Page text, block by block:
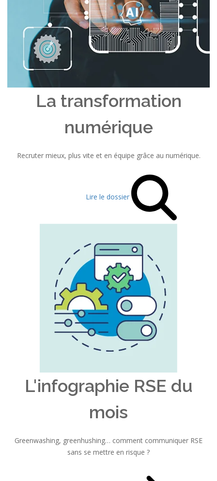
La transformation
numérique
Recruter mieux, plus vite et en équipe grâce au numérique.
Lire le dossier
L'infographie RSE du
mois
Greenwashing, greenhushing… comment communiquer RSE
sans se mettre en risque ?